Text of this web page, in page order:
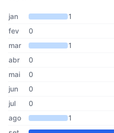
Cupons de Parte de Baixo
Mês Cupons publicados
jan
1
fev
0
mar
1
abr
0
mai
0
jun
0
jul
0
ago
1